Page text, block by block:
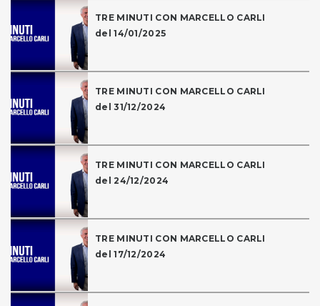
TRE MINUTI CON MARCELLO CARLI
del 14/01/2025
TRE MINUTI CON MARCELLO CARLI
del 31/12/2024
TRE MINUTI CON MARCELLO CARLI
del 24/12/2024
TRE MINUTI CON MARCELLO CARLI
del 17/12/2024